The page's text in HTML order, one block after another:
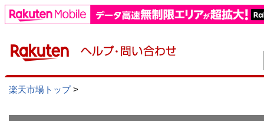
楽天市場トップ>